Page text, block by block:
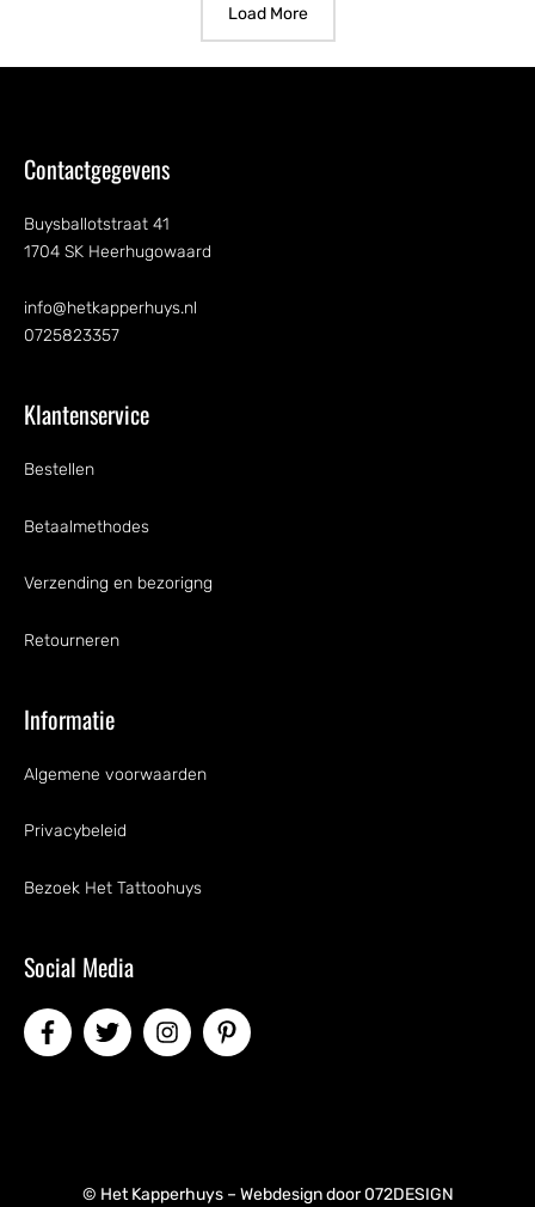
Load More
Contactgegevens
Buysballotstraat 41
1704 SK Heerhugowaard
info@hetkapperhuys.nl
0725823357
Klantenservice
Bestellen
Betaalmethodes
Verzending en bezorigng
Retourneren
Informatie
Algemene voorwaarden
Privacybeleid
Bezoek Het Tattoohuys
Social Media
© Het Kapperhuys – Webdesign door072DESIGN